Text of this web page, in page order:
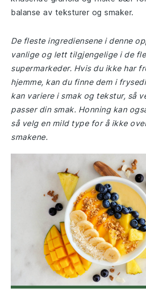
balanse av teksturer og smaker.
De fleste ingrediensene i denne
vanlige og lett tilgjengelige i de
supermarkeder. Hvis du ikke har
hjemme, kan du finne dem i
kan variere i smak og tekstur, så
passer din smak. Honning kan
så velg en mild type for å ikke
smakene.